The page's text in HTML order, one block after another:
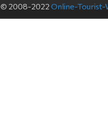
© 2008-2022 Online-